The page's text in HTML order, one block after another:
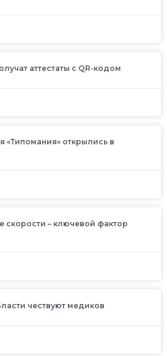
аттестаты с QR-кодом
«Типомания» открылись в
– ключевой фактор
чествуют медиков